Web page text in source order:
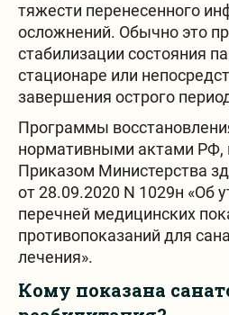
тяжести перенесенного
осложнений. Обычно это
стабилизации состояния
стационаре или
завершения острого
Программы
нормативными актами РФ,
Приказом Министерства
от 28.09.2020 N 1029н «Об
перечней медицинских
противопоказаний для
лечения».
Кому показана